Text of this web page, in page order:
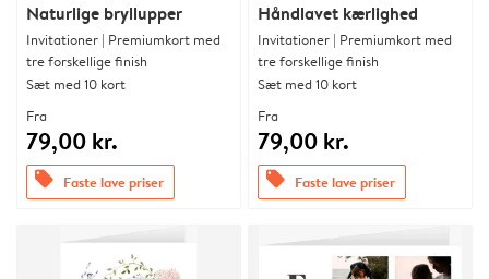
Naturlige bryllupper
Invitationer | Premiumkort med
tre forskellige finish
Sæt med 10 kort
Fra
79,00 kr.
offers Faste lave priser
Håndlavet kærlighed
Invitationer | Premiumkort med
tre forskellige finish
Sæt med 10 kort
Fra
79,00 kr.
offers Faste lave priser